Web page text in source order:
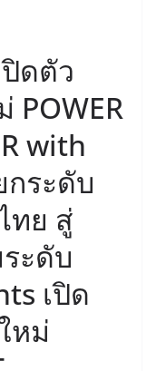
ดตัว
with
กระดับ
ทย สู่
ะดับ
เปิด
หม่